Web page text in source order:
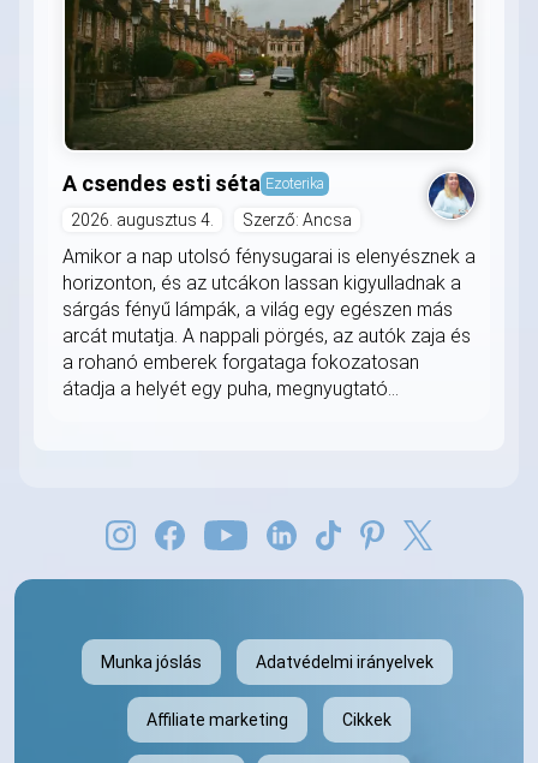
A csendes esti séta Ezoterika
2026. augusztus 4. Szerző: Ancsa
Amikor a nap utolsó fénysugarai is elenyésznek a
horizonton, és az utcákon lassan kigyulladnak a
sárgás fényű lámpák, a világ egy egészen más
arcát mutatja. A nappali pörgés, az autók zaja és
a rohanó emberek forgataga fokozatosan
átadja a helyét egy puha, megnyugtató...
Munka jóslás Adatvédelmi irányelvek
Affiliate marketing Cikkek